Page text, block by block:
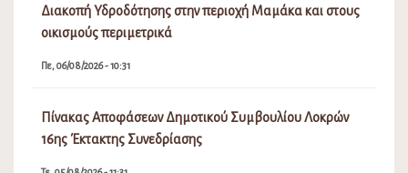
Διακοπή Υδροδότησης στην περιοχή Μαμάκα και στους
οικισμούς περιμετρικά
Πε, 06/08/2026 - 10:31
Πίνακας Αποφάσεων Δημοτικού Συμβουλίου Λοκρών
16ης Έκτακτης Συνεδρίασης